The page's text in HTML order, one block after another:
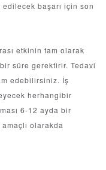
başarı için son
etkinin tam olarak
süre gerektirir. Tedavi
edebilirsiniz. İş
herhangibir
6-12 ayda bir
olarakda